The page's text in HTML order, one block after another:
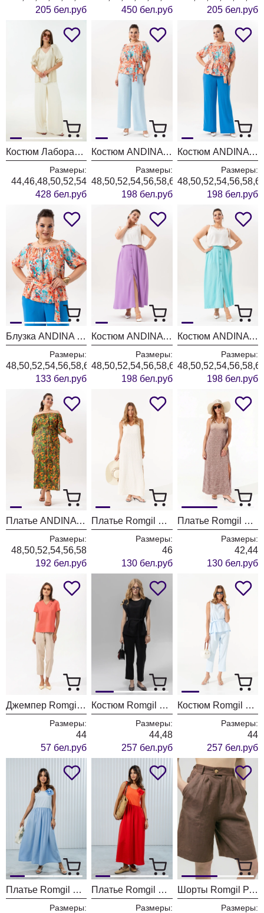
205 бел.руб
450 бел.руб
205 бел.руб
Костюм Лаборатория Моды К192098 сияние
Размеры:
44,46,48,50,52,54
428 бел.руб
Костюм ANDINA 981-2 принт цветы+голубой
Размеры:
48,50,52,54,56,58,60,62,64
198 бел.руб
Костюм ANDINA 981 принт цветы+индиго
Размеры:
198 бел.руб
Блузка ANDINA 127 принт цветы
Размеры:
48,50,52,54,56,58,60,62,64
133 бел.руб
Костюм ANDINA 977 молочный+сирень
Размеры:
48,50,52,54,56,58,60
198 бел.руб
Костюм ANDINA 976 молочный+бирюза
Размеры:
198 бел.руб
Платье ANDINA 838 принт мандарин
Размеры:
48,50,52,54,56,58
192 бел.руб
Платье Romgil РП0221-ХЛ4 молочный
Размеры:
46
130 бел.руб
Платье Romgil РП0221-ХЛ4 тауп
Размеры:
42,44
130 бел.руб
Джемпер Romgil РП0124-ХЛ4 кораллово-красный
Размеры:
44
57 бел.руб
Костюм Romgil РТ0145-ЛВ4 черный
Размеры:
44,48
257 бел.руб
Костюм Romgil РТ0145-ЛВ4 нежный голубой
Размеры:
44
257 бел.руб
Платье Romgil РТ0129-ХЛ4 небесно-голубой
Размеры:
Платье Romgil РТ0129-ХЛ4 кораллово-красный
Размеры:
Шорты Romgil РТ0173-ЛВ4 шоколадный
Размеры: